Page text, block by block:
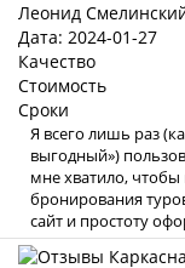
Леонид
Дата: 2024-01-27
Качество
Стоимость
Сроки
Я всего лишь раз
выгодный»)
мне хватило, чтобы
бронирования
сайт и простоту